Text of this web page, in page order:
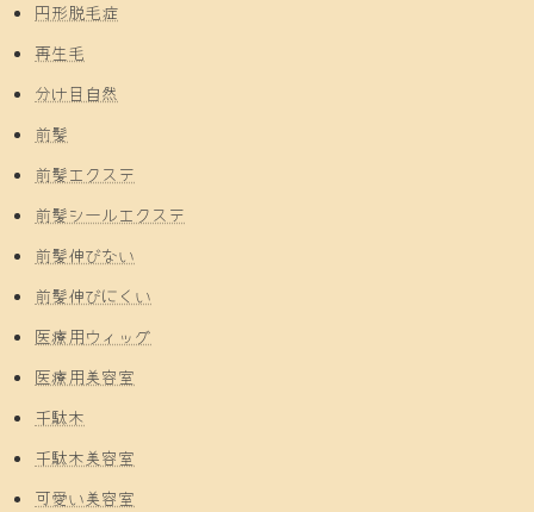
円形脱毛症
再生毛
分け目自然
前髪
前髪エクステ
前髪シールエクステ
前髪伸びない
前髪伸びにくい
医療用ウィッグ
医療用美容室
千駄木
千駄木美容室
可愛い美容室